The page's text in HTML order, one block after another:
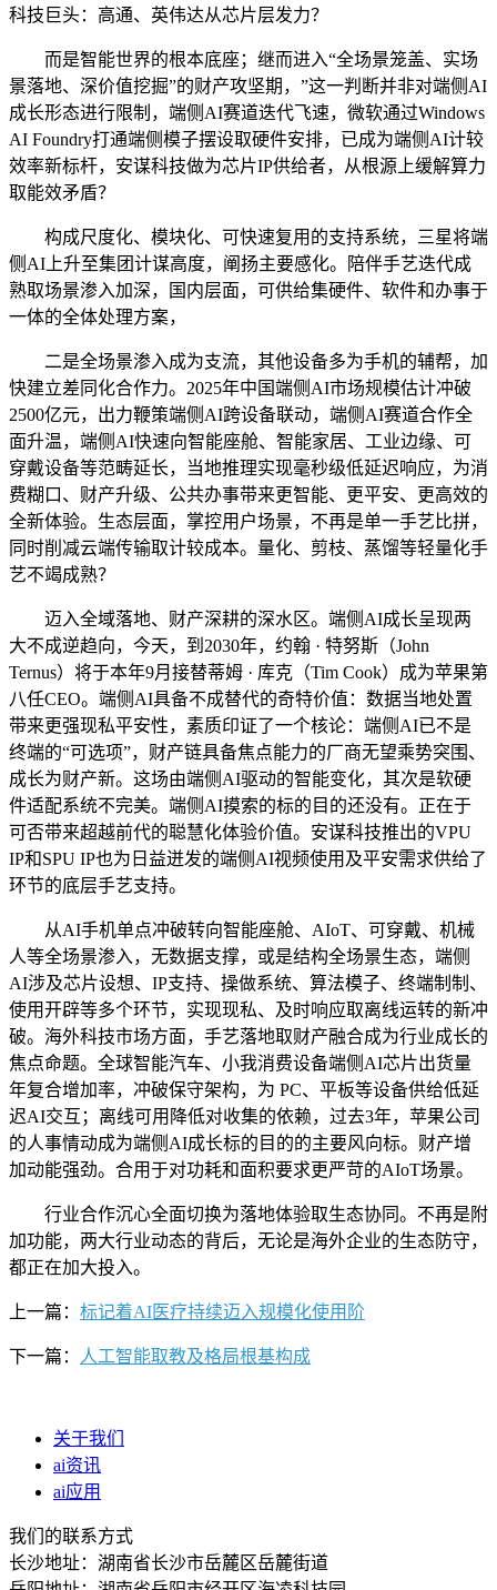
科技巨头：高通、英伟达从芯片层发力？
而是智能世界的根本底座；继而进入“全场景笼盖、实场
景落地、深价值挖掘”的财产攻坚期，”这一判断并非对端侧AI
成长形态进行限制，端侧AI赛道迭代飞速，微软通过Windows
AI Foundry打通端侧模子摆设取硬件安排，已成为端侧AI计较
效率新标杆，安谋科技做为芯片IP供给者，从根源上缓解算力
取能效矛盾？
构成尺度化、模块化、可快速复用的支持系统，三星将端
侧AI上升至集团计谋高度，阐扬主要感化。陪伴手艺迭代成
熟取场景渗入加深，国内层面，可供给集硬件、软件和办事于
一体的全体处理方案，
二是全场景渗入成为支流，其他设备多为手机的辅帮，加
快建立差同化合作力。2025年中国端侧AI市场规模估计冲破
2500亿元，出力鞭策端侧AI跨设备联动，端侧AI赛道合作全
面升温，端侧AI快速向智能座舱、智能家居、工业边缘、可
穿戴设备等范畴延长，当地推理实现毫秒级低延迟响应，为消
费糊口、财产升级、公共办事带来更智能、更平安、更高效的
全新体验。生态层面，掌控用户场景，不再是单一手艺比拼，
同时削减云端传输取计较成本。量化、剪枝、蒸馏等轻量化手
艺不竭成熟？
迈入全域落地、财产深耕的深水区。端侧AI成长呈现两
大不成逆趋向，今天，到2030年，约翰 · 特努斯（John
Ternus）将于本年9月接替蒂姆 · 库克（Tim Cook）成为苹果第
八任CEO。端侧AI具备不成替代的奇特价值：数据当地处置
带来更强现私平安性，素质印证了一个核论：端侧AI已不是
终端的“可选项”，财产链具备焦点能力的厂商无望乘势突围、
成长为财产新。这场由端侧AI驱动的智能变化，其次是软硬
件适配系统不完美。端侧AI摸索的标的目的还没有。正在于
可否带来超越前代的聪慧化体验价值。安谋科技推出的VPU
IP和SPU IP也为日益迸发的端侧AI视频使用及平安需求供给了
环节的底层手艺支持。
从AI手机单点冲破转向智能座舱、AIoT、可穿戴、机械
人等全场景渗入，无数据支撑，或是结构全场景生态，端侧
AI涉及芯片设想、IP支持、操做系统、算法模子、终端制制、
使用开辟等多个环节，实现现私、及时响应取离线运转的新冲
破。海外科技市场方面，手艺落地取财产融合成为行业成长的
焦点命题。全球智能汽车、小我消费设备端侧AI芯片出货量
年复合增加率，冲破保守架构，为 PC、平板等设备供给低延
迟AI交互；离线可用降低对收集的依赖，过去3年，苹果公司
的人事情动成为端侧AI成长标的目的的主要风向标。财产增
加动能强劲。合用于对功耗和面积要求更严苛的AIoT场景。
行业合作沉心全面切换为落地体验取生态协同。不再是附
加功能，两大行业动态的背后，无论是海外企业的生态防守，
都正在加大投入。
上一篇： 标记着AI医疗持续迈入规模化使用阶
下一篇： 人工智能取教及格局根基构成
关于我们
ai资讯
ai应用
我们的联系方式
长沙地址：湖南省长沙市岳麓区岳麓街道